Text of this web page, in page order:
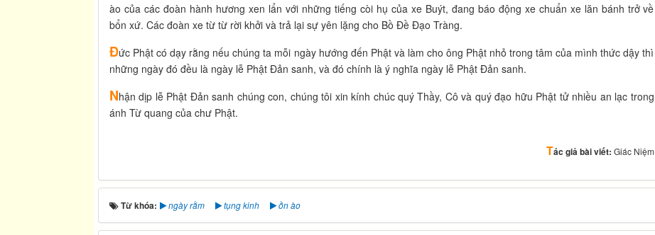
ào của các đoàn hành hương xen lẩn với những tiếng còi hụ của xe Buýt, đang báo động xe chuẩn xe lăn bánh trở về
bổn xứ. Các đoàn xe từ từ rời khởi và trả lại sự yên lặng cho Bồ Đề Đạo Tràng.
Đức Phật có dạy rằng nếu chúng ta mỗi ngày hướng đến Phật và làm cho ông Phật nhỏ trong tâm của mình thức dậy thì
những ngày đó đều là ngày lễ Phật Đản sanh, và đó chính là ý nghĩa ngày lễ Phật Đản sanh.
Nhận dịp lễ Phật Đản sanh chúng con, chúng tôi xin kính chúc quý Thầy, Cô và quý đạo hữu Phật tử nhiều an lạc trong
ánh Từ quang của chư Phật.
Tác giả bài viết: Giác Niệm
Từ khóa: ngày rằm tụng kinh ồn ào